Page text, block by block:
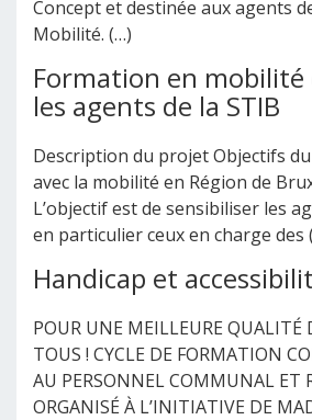
Concept et destinée aux agents
Mobilité. (…)
Formation en
les agents de la STIB
Description du projet Objectifs
avec la mobilité en Région de
L’objectif est de sensibiliser les
en particulier ceux en charge des
Handicap et
POUR UNE MEILLEURE QUALITÉ
TOUS ! CYCLE DE FORMATION
AU PERSONNEL COMMUNAL ET
ORGANISÉ À L’INITIATIVE DE